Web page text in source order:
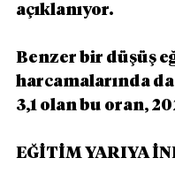
açıklanıyor.
Benzer bir düşüş
harcamalarında
3,1 olan bu oran,
EĞİTİM YARIYA